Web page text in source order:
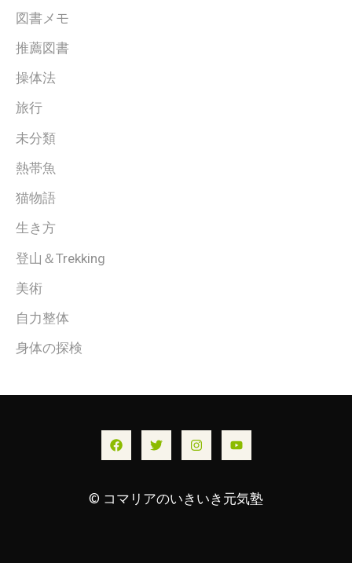
図書メモ
推薦図書
操体法
旅行
未分類
熱帯魚
猫物語
生き方
登山＆Trekking
美術
自力整体
身体の探検
© コマリアのいきいき元気塾